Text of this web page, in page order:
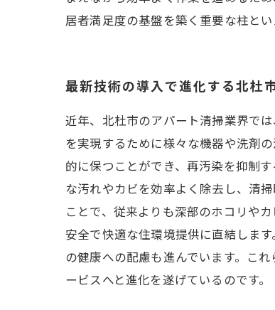
居者満足度の基盤を築く重要な柱と
最新技術の導入で進化する北杜
近年、北杜市のアパート清掃業界で
を実現するために様々な機器や洗剤
的に保つことができ、再汚染を抑制
な汚れやカビを効率よく除去し、清
ことで、従来よりも深部のホコリや
安全で快適な住環境提供に直結しま
の健康への配慮も進んでいます。こ
ービスへと進化を遂げているのです。